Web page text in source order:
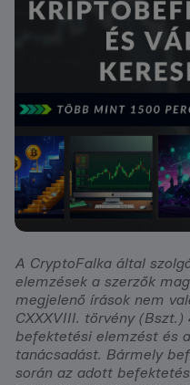
A CryptoFalka által
elemzések a szerzők
megjelenő írások nem
CXXXVIII. törvény
befektetési elemzést és
tanácsadást. Bármely
során az adott